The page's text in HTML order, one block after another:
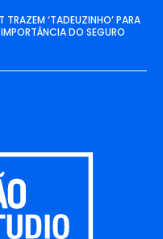
‘TADEUZINHO’ PARA
DO SEGURO